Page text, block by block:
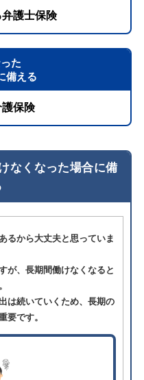
護士保険
た
備える
護保険
なくなった場合に備
るから大丈夫と思っていま
が、長期間働けなくなると
は続いていくため、長期の
要です。